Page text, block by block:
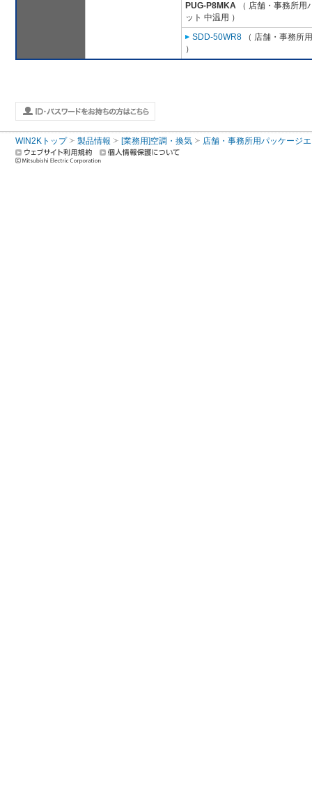
PUG-P8MKA （ 店舗・事務所用
ット 中温用 ）
SDD-50WR8 （ 店舗・事務所
）
WIN2Kトップ 製品情報 [業務用]空調・換気 店舗・事務所用パッケージ